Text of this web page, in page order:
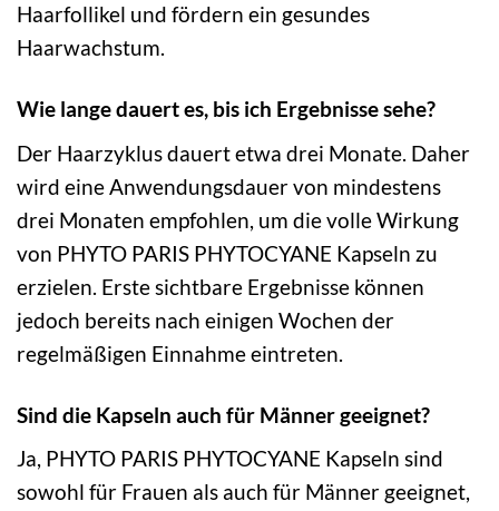
Haarfollikel und fördern ein gesundes
Haarwachstum.
Wie lange dauert es, bis ich Ergebnisse sehe?
Der Haarzyklus dauert etwa drei Monate. Daher
wird eine Anwendungsdauer von mindestens
drei Monaten empfohlen, um die volle Wirkung
von PHYTO PARIS PHYTOCYANE Kapseln zu
erzielen. Erste sichtbare Ergebnisse können
jedoch bereits nach einigen Wochen der
regelmäßigen Einnahme eintreten.
Sind die Kapseln auch für Männer geeignet?
Ja, PHYTO PARIS PHYTOCYANE Kapseln sind
sowohl für Frauen als auch für Männer geeignet,